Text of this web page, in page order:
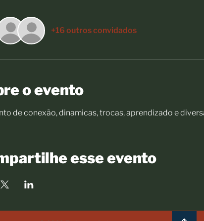
+16 outros convidados
o evento
de conexão, dinamicas, trocas, aprendizado e
esse evento